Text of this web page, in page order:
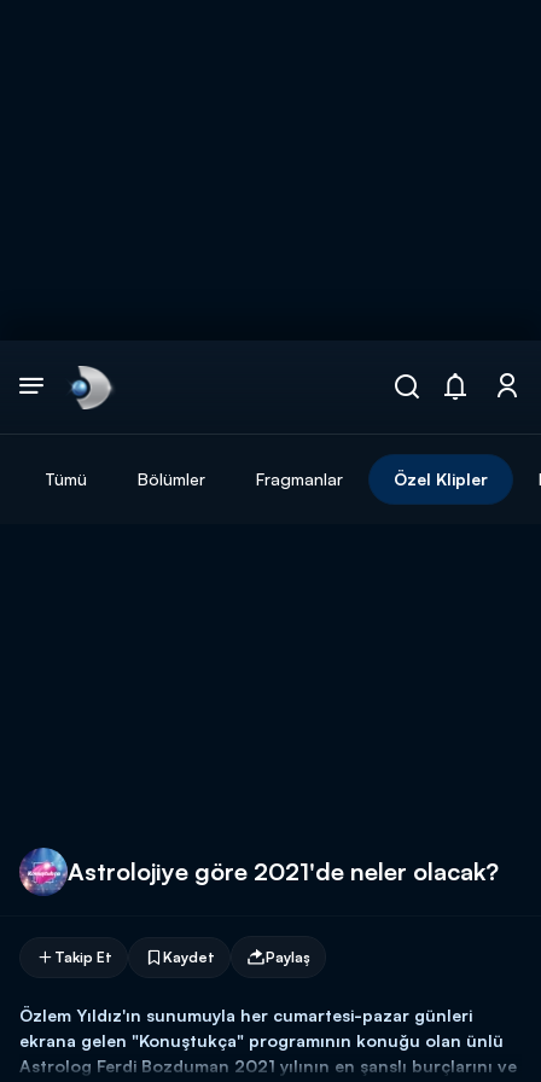
Tümü Bölümler Fragmanlar Özel Klipler
Astrolojiye göre 2021'de neler olacak?
Takip Et Kaydet Paylaş
Özlem Yıldız'ın sunumuyla her cumartesi-pazar günleri
ekrana gelen "Konuştukça" programının konuğu olan ünlü
Astrolog Ferdi Bozduman 2021 yılının en şanslı burçlarını ve